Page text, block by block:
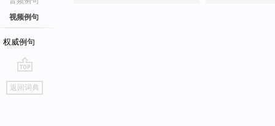
视频例句
权威例句
go
top
返回词典